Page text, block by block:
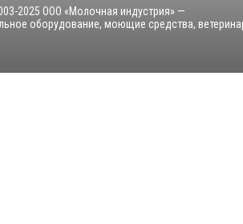
2025 ООО «Молочная индустрия» —
оборудование, моющие средства,